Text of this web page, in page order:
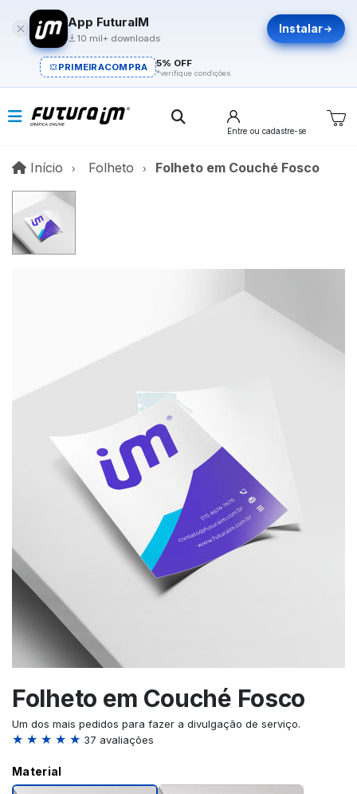
App FuturaIM
10 mil+ downloads
Instalar
PRIMEIRACOMPRA 5% OFF
*verifique condições
Entre ou cadastre-se
Início InícioFolheto Folheto em Couché Fosco
Folheto em Couché Fosco
Um dos mais pedidos para fazer a divulgação de serviço.
★ ★ ★ ★ ★ 37 avaliações
Material